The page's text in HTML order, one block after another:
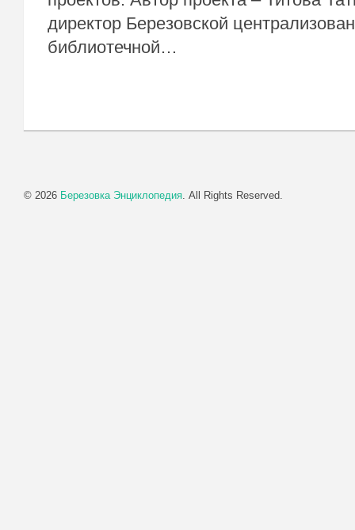
директор Березовской
библиотечной…
© 2026 Березовка Энциклопедия. All Rights Reserved.